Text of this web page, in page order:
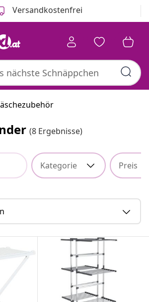
Versandkostenfrei
(8 Ergebnisse)
Kategorie Preis